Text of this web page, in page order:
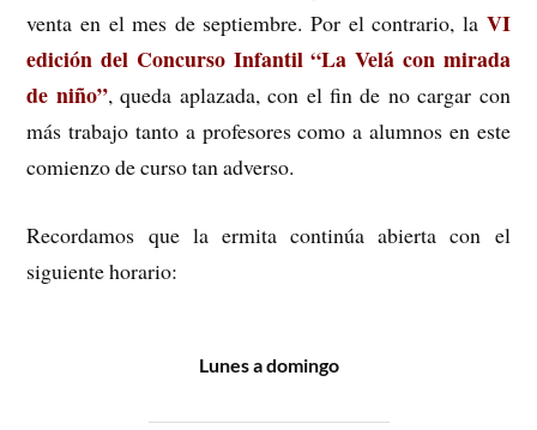
venta en el mes de septiembre. Por el contrario, la VI
edición del Concurso Infantil “La Velá con mirada
de niño”, queda aplazada, con el fin de no cargar con
más trabajo tanto a profesores como a alumnos en este
comienzo de curso tan adverso.
Recordamos que la ermita continúa abierta con el
siguiente horario:
Lunes a domingo